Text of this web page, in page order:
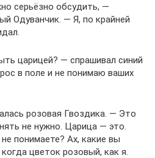
серьёзно обсудить, —
Одуванчик. — Я, по крайней
царицей? — спрашивал синий
в поле и не понимаю ваших
розовая Гвоздика. — Это
не нужно. Царица — это.
понимаете? Ах, какие вы
цветок розовый, как я.